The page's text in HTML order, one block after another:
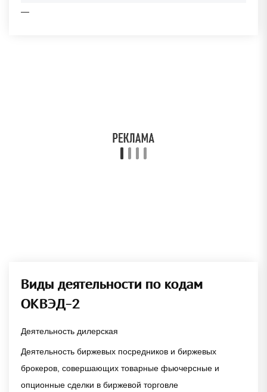
—
Виды деятельности по кодам
ОКВЭД-2
Деятельность дилерская
Деятельность биржевых посредников и биржевых
брокеров, совершающих товарные фьючерсные и
опционные сделки в биржевой торговле